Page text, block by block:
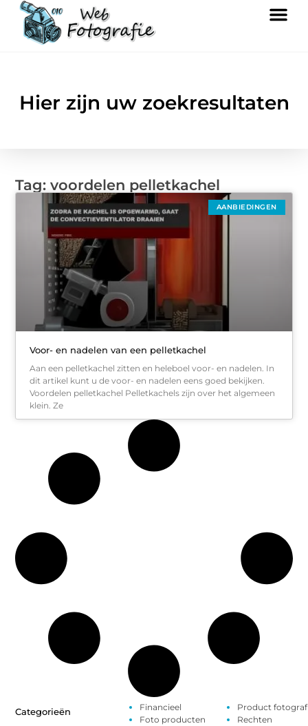
Hier zijn uw zoekresultaten
Tag: voordelen pelletkachel
AANBIEDINGEN
Voor- en nadelen van een pelletkachel
Aan een pelletkachel zitten en heleboel voor- en nadelen. In
dit artikel kunt u de voor- en nadelen eens goed bekijken.
Voordelen pelletkachel Pelletkachels zijn over het algemeen
klein. Ze
Categorieën
Financieel
Foto producten
Product
Rechten